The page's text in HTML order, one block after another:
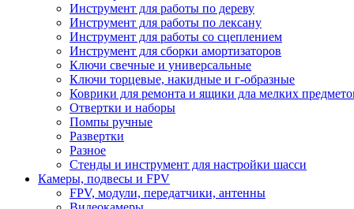
Инструмент для работы по дереву
Инструмент для работы по лексану
Инструмент для работы со сцеплением
Инструмент для сборки амортизаторов
Ключи свечные и универсальные
Ключи торцевые, накидные и г-образные
Коврики для ремонта и ящики дла мелких
Отвертки и наборы
Помпы ручные
Развертки
Разное
Стенды и инструмент для настройки шасси
Камеры, подвесы и FPV
FPV, модули, передатчики, антенны